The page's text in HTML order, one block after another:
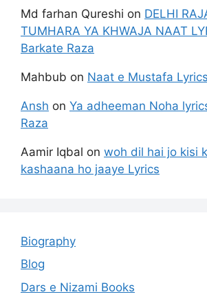
Md farhan Qureshi on DELHI
TUMHARA YA KHWAJA NAAT
Barkate Raza
Mahbub on Naat e Mustafa Lyrics
Ansh on Ya adheeman Noha
Raza
Aamir Iqbal on woh dil hai jo kisi
kashaana ho jaaye Lyrics
Biography
Blog
Dars e Nizami Books